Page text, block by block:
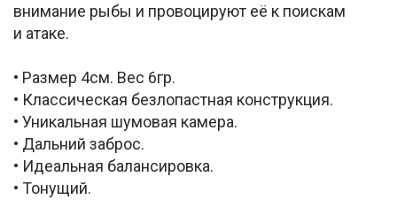
внимание рыбы и провоцируют её к поискам
и атаке.
• Размер 4см. Вес 6гр.
• Классическая безлопастная конструкция.
• Уникальная шумовая камера.
• Дальний заброс.
• Идеальная балансировка.
• Тонущий.